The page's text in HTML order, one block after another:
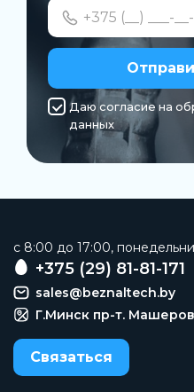
Даю согласие на
данных
c 8:00 до 17:00,
+375 (29) 81-81-171
sales@beznaltech.by
Г.Минск пр-т.
Связаться